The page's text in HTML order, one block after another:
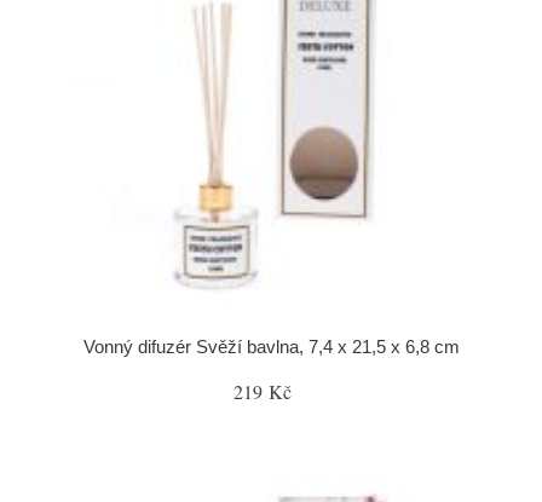
Vonný difuzér Svěží bavlna, 7,4 x 21,5 x 6,8 cm
219 Kč